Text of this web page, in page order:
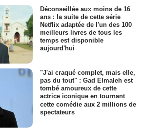
Déconseillée aux moins de 16
ans : la suite de cette série
Netflix adaptée de l'un des 100
meilleurs livres de tous les
temps est disponible
aujourd'hui
"J'ai craqué complet, mais elle,
pas du tout" : Gad Elmaleh est
tombé amoureux de cette
actrice iconique en tournant
cette comédie aux 2 millions de
spectateurs